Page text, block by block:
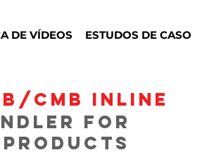
DE VÍDEOS ESTUDOS DE CASO
CMB Inline
for